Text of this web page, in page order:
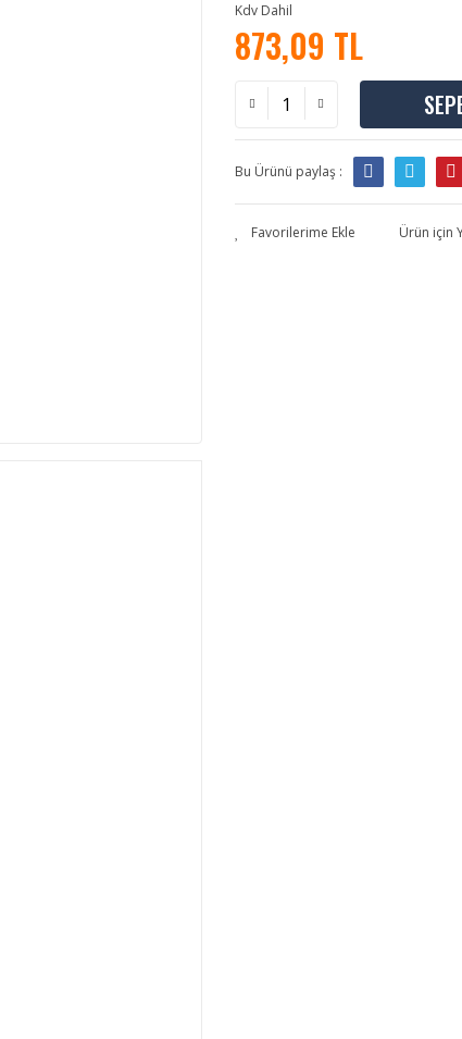
Kdv Dahil
873,09 TL
Bu Ürünü paylaş :
Ürün için